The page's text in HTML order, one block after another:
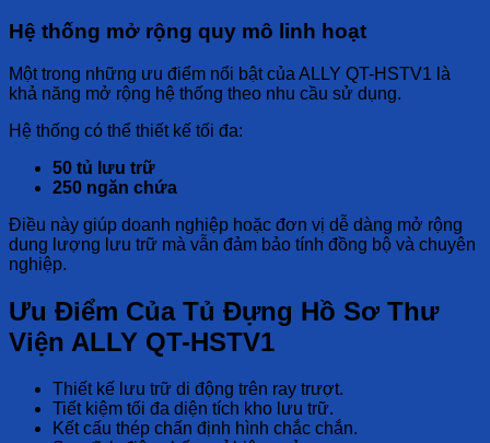
Hệ thống mở rộng quy mô linh hoạt
Một trong những ưu điểm nổi bật của ALLY QT-HSTV1 là
khả năng mở rộng hệ thống theo nhu cầu sử dụng.
Hệ thống có thể thiết kế tối đa:
50 tủ lưu trữ
250 ngăn chứa
Điều này giúp doanh nghiệp hoặc đơn vị dễ dàng mở rộng
dung lượng lưu trữ mà vẫn đảm bảo tính đồng bộ và chuyên
nghiệp.
Ưu Điểm Của Tủ Đựng Hồ Sơ Thư
Viện ALLY QT-HSTV1
Thiết kế lưu trữ di động trên ray trượt.
Tiết kiệm tối đa diện tích kho lưu trữ.
Kết cấu thép chấn định hình chắc chắn.